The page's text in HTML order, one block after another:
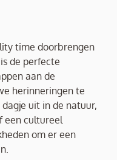
time doorbrengen
de perfecte
aan de
herinneringen te
uit in de natuur,
een cultureel
om er een